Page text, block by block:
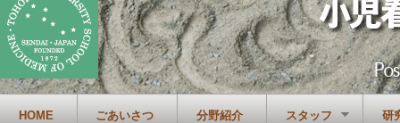
HOME ごあいさつ 分野紹介 スタッフ 研